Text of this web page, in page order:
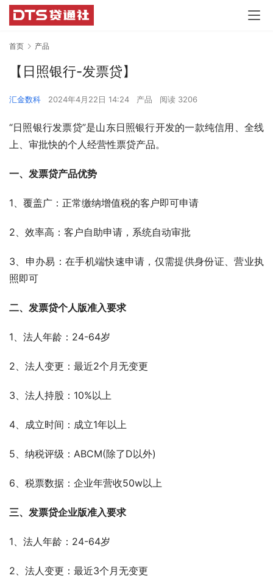
首页 产品
【日照银行-发票贷】
汇金数科 2024年4月22日 14:24 产品 阅读 3206
“日照银行发票贷”是山东日照银行开发的一款纯信用、全线
上、审批快的个人经营性票贷产品。
一、发票贷产品优势
1、覆盖广：正常缴纳增值税的客户即可申请
2、效率高：客户自助申请，系统自动审批
3、申办易：在手机端快速申请，仅需提供身份证、营业执
照即可
二、发票贷个人版准入要求
1、法人年龄：24-64岁
2、法人变更：最近2个月无变更
3、法人持股：10%以上
4、成立时间：成立1年以上
5、纳税评级：ABCM(除了D以外)
6、税票数据：企业年营收50w以上
三、发票贷企业版准入要求
1、法人年龄：24-64岁
2、法人变更：最近3个月无变更